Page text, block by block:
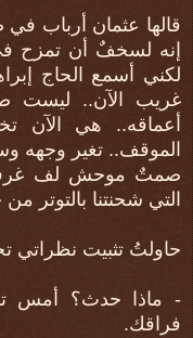
قالها عثمان أرباب
إنه لسخفٌ أن تمزح
لكني أسمع الحاج
غريب الآن.. ليست
أعماقه.. هي الآن
الموقف.. تغير وجهه
صمتٌ موحش لف غرفة
التي شحنتنا بالتوتر
حاولتُ تثبيت نظراتي
- ماذا حدث؟ أمس
فراقك.